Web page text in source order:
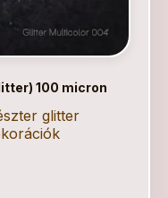
100 micron
glitter